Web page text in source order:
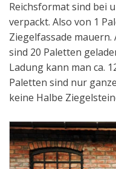
Reichsformat sind bei
verpackt. Also von 1
Ziegelfassade mauern.
sind 20 Paletten
Ladung kann man ca.
Paletten sind nur
keine Halbe